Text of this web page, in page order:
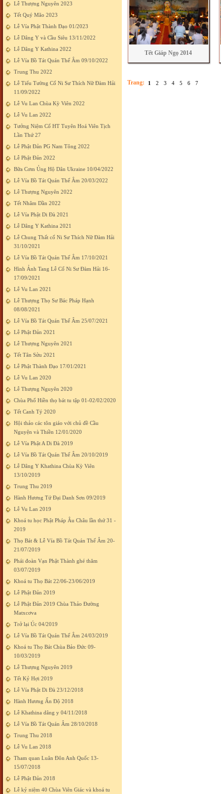
Lễ Thượng Nguyên 2023
Tết Quý Mão 2023
Lễ Vía Phật Thành Đạo 01/2023
Lễ Dâng Y và Cầu Siêu 13/11/2022
Lễ Dâng Y Kathina 2022
Lễ Vía Bồ Tát Quán Thế Âm 09/10/2022
Trung Thu 2022
Lễ Tiểu Tường Cố Ni Sư Thích Nữ Đàm Hải
11/09/2022
Lễ Vu Lan Chùa Kỳ Viên 2022
Lễ Vu Lan 2022
Tưởng Niệm Cố HT Tuyên Hoá Viên Tịch
Lần Thứ 27
Lễ Phật Đản PG Nam Tông 2022
Lễ Phật Đản 2022
Bữa Cơm Ủng Hộ Dân Ukraine 10/04/2022
Lễ Vía Bồ Tát Quán Thế Âm 20/03/2022
Lễ Thượng Nguyên 2022
Tết Nhâm Dần 2022
Lễ Vía Phật Di Đà 2021
Lễ Dâng Y Kathina 2021
Lễ Chung Thất cố Ni Sư Thích Nữ Đàm Hải
31/10/2021
Lễ Vía Bồ Tát Quán Thế Âm 17/10/2021
Hình Ảnh Tang Lễ Cố Ni Sư Đàm Hải 16-
17/09/2021
Lễ Vu Lan 2021
Lễ Thượng Thọ Sư Bác Pháp Hạnh
08/08/2021
Lễ Vía Bồ Tát Quán Thế Âm 25/07/2021
Lễ Phật Đản 2021
Lễ Thượng Nguyên 2021
Tết Tân Sửu 2021
Lễ Phật Thành Đạo 17/01/2021
Lễ Vu Lan 2020
Lễ Thượng Nguyên 2020
Chùa Phổ Hiền thọ bát tu tập 01-02/02/2020
Tết Canh Tý 2020
Hội thảo các tôn giáo với chủ đề Cầu
Nguyện và Thiền 12/01/2020
Lễ Vía Phật A Di Đà 2019
Lễ Vía Bồ Tát Quán Thế Âm 20/10/2019
Lễ Dâng Y Khathina Chùa Kỳ Viên
13/10/2019
Trung Thu 2019
Hành Hương Tứ Đại Danh Sơn 09/2019
Lễ Vu Lan 2019
Khoá tu học Phật Pháp Âu Châu lần thứ 31 -
2019
Thọ Bát & Lễ Vía Bồ Tát Quán Thế Âm 20-
21/07/2019
Phái đoàn Vạn Phật Thành ghé thăm
03/07/2019
Khoá tu Thọ Bát 22/06-23/06/2019
Lễ Phật Đản 2019
Lễ Phật Đản 2019 Chùa Thảo Đường
Matxcơva
Trở lại Úc 04/2019
Lễ Vía Bồ Tát Quán Thế Âm 24/03/2019
Khoá tu Thọ Bát Chùa Bảo Đức 09-
10/03/2019
Lễ Thượng Nguyên 2019
Tết Kỷ Hợi 2019
Lễ Vía Phật Di Đà 23/12/2018
Hành Hương Ấn Độ 2018
Lễ Khathina dâng y 04/11/2018
Lễ Vía Bồ Tát Quán Âm 28/10/2018
Trung Thu 2018
Lễ Vu Lan 2018
Tham quan Luân Đôn Anh Quốc 13-
15/07/2018
Lễ Phật Đản 2018
Lễ kỷ niệm 40 Chùa Viên Giác và khoá tu
Tết Giáp Ngọ 2014
Trang: 1 2 3 4 5 6 7